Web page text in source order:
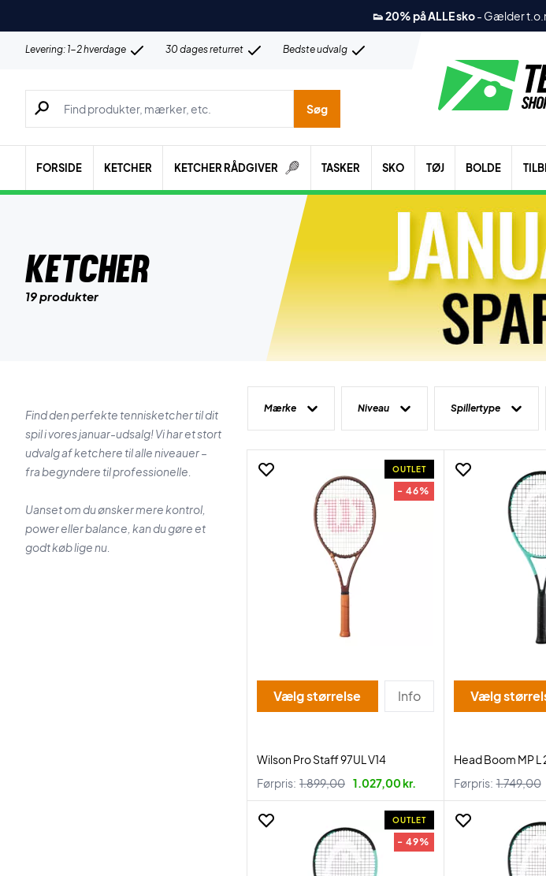
👟 20% på ALLE sko- Gælder
Levering: 1-2 hverdage 30 dages returret Bedste udvalg
Søg efter produkter, mærker etc.
Søg
FORSIDE KETCHER KETCHER RÅDGIVER TASKER SKO TØJ BOLDE
Ketcher
19 produkter
Find den perfekte tennisketcher til dit
spil i vores januar-udsalg! Vi har et stort
udvalg af ketchere til alle niveauer –
fra begyndere til professionelle.
Uanset om du ønsker mere kontrol,
power eller balance, kan du gøre et
godt køb lige nu.
Mærke Niveau Spillertype
OUTLET
- 46%
Vælg størrelse Info
Wilson Pro Staff 97UL V14
Førpris: 1.899,00 1.027,00 kr.
Vælg
Head Boom MP L
Førpris: 1.749,00
OUTLET
- 49%